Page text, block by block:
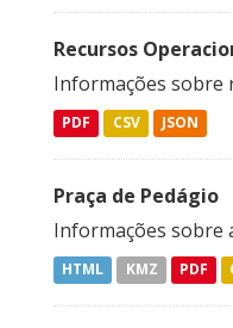
Recursos
Informações sobre
PDF CSV JSON
Praça de Pedágio
Informações sobre
HTML KMZ PDF